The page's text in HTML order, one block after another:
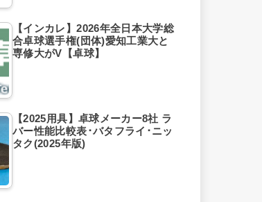
【インカレ】2026年全日本大学総
合卓球選手権(団体)愛知工業大と
専修大がV【卓球】
【2025用具】卓球メーカー8社 ラ
バー性能比較表･バタフライ･ニッ
タク(2025年版)